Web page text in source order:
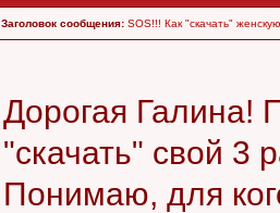
Заголовок сообщения: SOS!!! Как "скачать"
Дорогая Галина!
"скачать" свой 3
Понимаю, для